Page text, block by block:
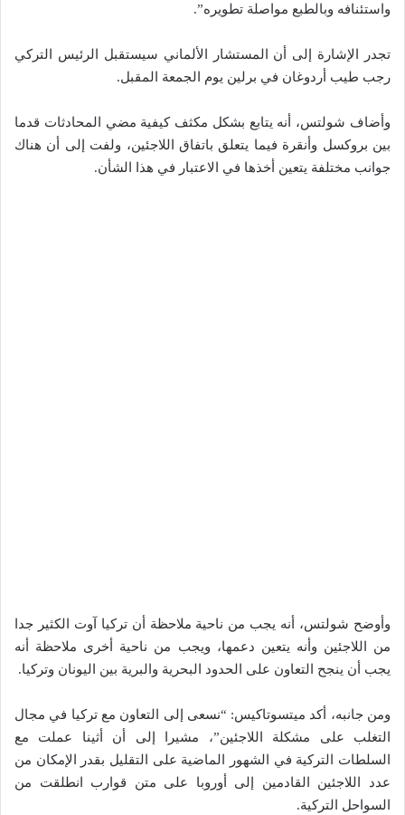
واستئنافه وبالطبع مواصلة تطويره”.
تجدر الإشارة إلى أن المستشار الألماني سيستقبل الرئيس التركي
رجب طيب أردوغان في برلين يوم الجمعة المقبل.
وأضاف شولتس، أنه يتابع بشكل مكثف كيفية مضي المحادثات قدما
بين بروكسل وأنقرة فيما يتعلق باتفاق اللاجئين، ولفت إلى أن هناك
جوانب مختلفة يتعين أخذها في الاعتبار في هذا الشأن.
وأوضح شولتس، أنه يجب من ناحية ملاحظة أن تركيا آوت الكثير جدا
من اللاجئين وأنه يتعين دعمها، ويجب من ناحية أخرى ملاحظة أنه
يجب أن ينجح التعاون على الحدود البحرية والبرية بين اليونان وتركيا.
ومن جانبه، أكد ميتسوتاكيس: “نسعى إلى التعاون مع تركيا في مجال
التغلب على مشكلة اللاجئين”، مشيرا إلى أن أثينا عملت مع
السلطات التركية في الشهور الماضية على التقليل بقدر الإمكان من
عدد اللاجئين القادمين إلى أوروبا على متن قوارب انطلقت من
السواحل التركية.